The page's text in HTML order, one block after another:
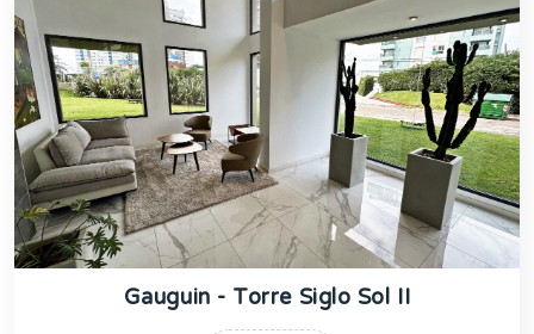
Gauguin - Torre Siglo Sol II